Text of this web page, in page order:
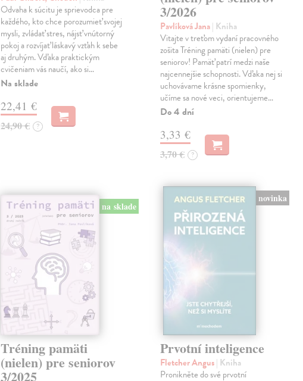
Odvaha k súcitu je sprievodca pre
každého, kto chce porozumieť svojej
mysli, zvládať stres, nájsť vnútorný
pokoj a rozvíjať láskavý vzťah k sebe
aj druhým. Vďaka praktickým
cvičeniam vás naučí, ako si…
Na sklade
22,41 €
24,90 € ?
3/2026
Pavlíková Jana| Kniha
Vitajte v treťom vydaní pracovného
zošita Tréning pamäti (nielen) pre
seniorov! Pamäť patrí medzi naše
najcennejšie schopnosti. Vďaka nej si
uchovávame krásne spomienky,
učíme sa nové veci, orientujeme…
Do 4 dní
3,33 €
3,70 € ?
na sklade
Tréning pamäti
(nielen) pre seniorov
3/2025
novinka
Prvotní inteligence
Fletcher Angus| Kniha
Pronikněte do své prvotní